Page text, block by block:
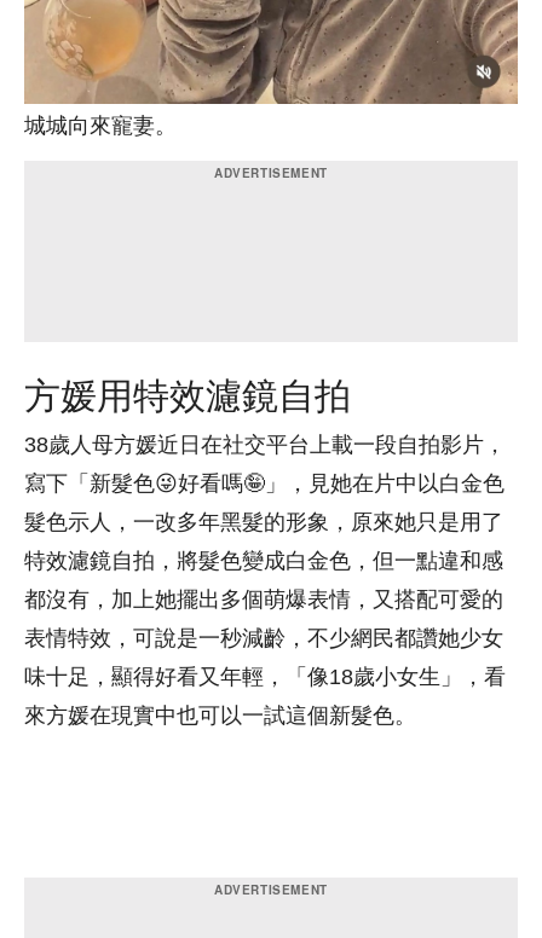
城城向來寵妻。
方媛用特效濾鏡自拍
38歲人母方媛近日在社交平台上載一段自拍影片，
寫下「新髮色😜好看嗎🤪」，見她在片中以白金色
髮色示人，一改多年黑髮的形象，原來她只是用了
特效濾鏡自拍，將髮色變成白金色，但一點違和感
都沒有，加上她擺出多個萌爆表情，又搭配可愛的
表情特效，可說是一秒減齡，不少網民都讚她少女
味十足，顯得好看又年輕，「像18歲小女生」，看
來方媛在現實中也可以一試這個新髮色。